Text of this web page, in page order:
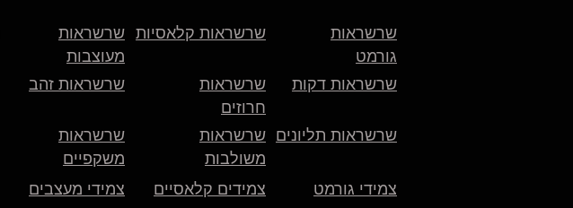
שרשראות
מעוצבות
שרשראות זהב
שרשראות
משקפיים
צמידי מעצבים
שרשראות קלאסיות
שרשראות
חרוזים
שרשראות
משולבות
צמידים קלאסיים
שרשראות
גורמט
שרשראות דקות
שרשראות תליונים
צמידי גורמט